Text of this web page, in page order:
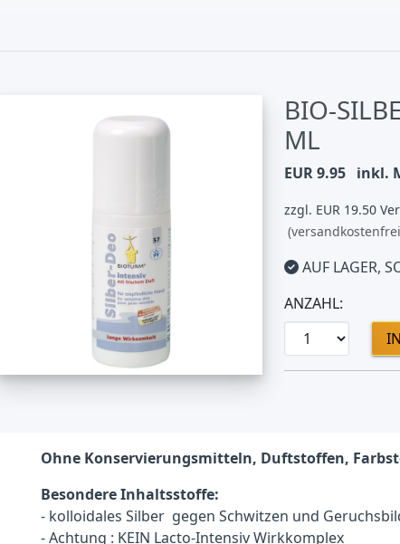
BIO-
ML
EUR 9.95 inkl.
zzgl. EUR 19.50
(versandkostenfrei
AUF LAGER,
ANZAHL:
Ohne Konservierungsmitteln, Duftstoffen,
Besondere Inhaltsstoffe:
- kolloidales Silber gegen Schwitzen und
- Achtung : KEIN Lacto-Intensiv Wirkkomplex